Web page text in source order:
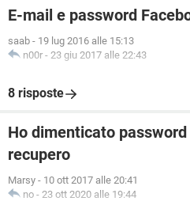
E-mail e password
saab - 19 lug 2016 alle 15:13
n00r - 23 giu 2017 alle 22:43
8 risposte
Ho dimenticato
recupero
Marsy - 10 ott 2017 alle 20:41
no - 23 ott 2020 alle 19:44